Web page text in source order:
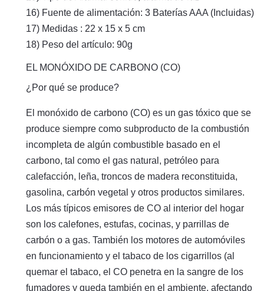
16) Fuente de alimentación: 3 Baterías AAA (Incluidas)
17) Medidas : 22 x 15 x 5 cm
18) Peso del artículo: 90g
EL MONÓXIDO DE CARBONO (CO)
¿Por qué se produce?
El monóxido de carbono (CO) es un gas tóxico que se
produce siempre como subproducto de la combustión
incompleta de algún combustible basado en el
carbono, tal como el gas natural, petróleo para
calefacción, leña, troncos de madera reconstituida,
gasolina, carbón vegetal y otros productos similares.
Los más típicos emisores de CO al interior del hogar
son los calefones, estufas, cocinas, y parrillas de
carbón o a gas. También los motores de automóviles
en funcionamiento y el tabaco de los cigarrillos (al
quemar el tabaco, el CO penetra en la sangre de los
fumadores y queda también en el ambiente, afectando